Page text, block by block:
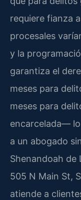
requiere fianza
procesales
y la
garantiza el
meses para
meses para
encarcelada—
a un abogado
Shenandoah de
505 N Main St,
atiende a